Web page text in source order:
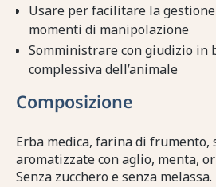
Usare per facilitare la
momenti di manipolazione
Somministrare con giudizio in
complessiva dell’animale
Composizione
Erba medica, farina di frumento,
aromatizzate con aglio, menta,
Senza zucchero e senza melassa.